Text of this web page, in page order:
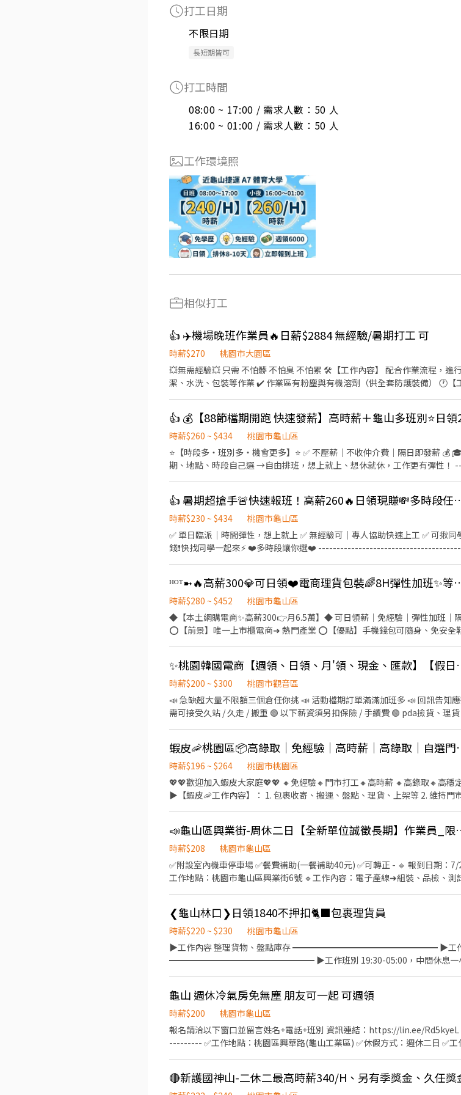
打工日期
不限日期
長短期皆可
打工時間
08:00 ~ 17:00 / 需求人數：50 人
16:00 ~ 01:00 / 需求人數：50 人
工作環境照
相似打工
👍 ✈️機場晚班作業員🔥日薪$2884 無經驗/暑期打工 可
時薪$270
桃園市大園區
💥無需經驗💥 只需 不怕髒 不怕臭 不怕累 🛠【工作內容】 配合作業流程，進行飛機外觀噴漆前置準備： ✔️ 打磨機體表面 ✔️ 清
潔、水洗、包裝等作業 ✔️ 作業區有粉塵與有機溶劑（供全套防護裝備） 🕐【工作時間】 長期 / 兼職可 晚班：19:00 - 05:00（休
請的良民證可優先安排上工👌
時薪$260 ~ $434
桃園市龜山區
⭐【時段多・班別多・機會更多】⭐ ✅ 不壓薪｜不收仲介費｜隔日即發薪 💰
期、地點、時段自己選 →自由排班，想上就上、想休就休，工作更有彈性！
山區頂湖二街66巷 ------------------------------ 🔥快來把財神接回家🔥 𝑳𝒊𝒏𝒆
0912126817 張小姐 加入後請截圖職缺文➡️私訊留下 ⌜姓名✚電話⌟ 謝謝❤️ #搞
👍 暑期超搶手🚨快速報班
時薪$230 ~ $434
桃園市龜山區
✅ 單日臨派｜時間彈性，想上就上 ✅ 無經驗可｜專人協助快速上工 ✅ 可揪同學一起報名，賺
錢❗️快找同學一起來⚡ ❤️多時段讓你選❤️ ------------------------------------------ 龜山
午14班：14:00－23:00 工作內容: 簡單分貨＋包裹整理 工作地點： 📍地址: 桃園市龜山區頂湖二街
━━━━━━━━━━━━━━━━━━━━━ ⚡酷財神系列⚡單日津貼加碼
薪 $210 ▪ 晚班：18:00 - 03:00｜時薪 $240 地址: 桃1📍桃園市大園區建國路 桃3📍桃園市大園區中山南路 桃4📍桃園市觀音區玉
林路一段 桃5📍桃園市觀音區寶倉街 桃6📍桃園市大園區航翔路 RC8📍桃園
園市大園區開和路 ━━━━━━━━━━━━━━━━━━━━━ ❤️𝑳𝒊𝒏𝒆 𝑰𝑫：【@317tpzqd】明熙-Blue專員 加入後請留下您
的姓名+電話+職缺截圖 以便專員快速替你登記報班🙏 1對1專人為
ᴴᴼᵀ➼🔥高薪300💎可日領❤️電
時薪$280 ~ $452
桃園市龜山區
◆【本土網購電商✨高薪300👉月6.5萬】◆ 可日領薪｜免經驗｜彈性加班｜
⭕️【前景】唯一上市櫃電商➜ 熱門產業 ⭕️【優點】手機錢包可隨身、免安
容】包裹進出理分貨、撿貨包裝 【休假制度】月排休8~9天 【休息時間】用
【260/H】含津貼 ⭐️薪資：$45,760起➢$55,000(配合加班) ✅小夜：
➢$60,000(配合加班) ✅大夜：00:30~09:00 ➠時薪【300/H】含津貼 ⭐️薪資
可日周領薪 ◍就職即享勞健保、勞退、三節禮品金 ▬▬✨心動不如薪動、薪動不如行動❤️▬▬ ✚ ʟɪɴᴇ ID:【@484taxjq 】截圖詢
問黃小姐 專人服務最快速☛https://lin.ee/XDcXDiA ▶️新北、桃竹苗、台中地
✨桃園韓國電商【
時薪$200 ~ $300
桃園市觀音區
📣 急缺超大量不限額三個倉任你挑 📣 活動檔期訂單滿滿加班多 📣 回訊告知
需可接受久站 / 久走 / 搬重 🟢 以下薪資須另扣保險 / 手續費 🟢 pda撿貨、理
倉：大園航翔路 🔔 桃園 7 倉：楊梅環東路 🔔 桃園 9 倉：大園區建國路 (3'F)
梅區環東路 (7倉樓下) 🔔 桃園 17 倉：大園區開和路 ( 限排休 ) 🔔 桃園 RC8：
註的都是無缺額 ) - (( 堆高機需有證照及回訓證明 )) - 【 休假方式 】 周一至周
管分配 - 【 工作時間 】 早班 08 : 00 - 17 : 00 排休 $ 210 周休 $ 200 晚班 18 : 00 - 03 : 00 排休 $ 240 周休 $ 230 ( 假日班固定上六
日 ) - ♦️ 用餐：免費供餐 ♦️ 冰箱、微波爐、外出用餐、有上鎖置物櫃 - ▶
線
蝦皮🦐桃園區📦高錄
時薪$196 ~ $264
桃園市桃園區
💖💖歡迎加入蝦皮大家庭💖💖 🔸免經驗🔸門市打工🔸高時薪 🔸高錄取🔸高
▶【蝦皮🦐工作內容】： 1. 包裹收寄、搬運、盤點、理貨、上架等 2. 維持門
假日需排班) - ▶【一般門市／有人店】： 上班時間 固定早班： 10:30-17:30
天16:15起班） (每周至少配合4天，包含假日需排班) - ▶【智取門市】：地點
區大業路一段400號1樓 桃園民安 - 智取店：桃園市桃園區民安路124號1樓
桃園桃鶯 - 智取店：桃園市桃園區桃鶯路125號1樓 桃園忠義 - 智取店：桃園
園市桃園區安東街13號1樓 桃園莊二 - 智取店：桃園市桃園區莊敬路二段41
號1樓 桃園朝陽 - 智取店：桃園市桃園區朝陽街3號1樓 桃園龍城 - 智取店：
桃園市桃園區寶慶路296號1樓 桃園龍鳳 - 智取店：桃園市桃園區國強七街
號1樓 桃園同安 - 智取店：桃園市桃園區同安街336巷77號1樓 桃園建國 - 智
桃鶯 - 智取店： 桃園市桃園區桃鶯路125號1樓 桃園國際 - 智取店：桃園市桃
桃園區廈門街132號 桃園慈文 - 智取店：桃園市桃園區慈文路123號1樓 桃園
195號1樓 - ▶【一般門市有人店】：地點自選 🔹【桃園區】 桃園大有店 - 桃
桃園區中埔一街105號 桃園民有店 - 桃園市桃園區民有三街425號1樓 桃園永
桃園市桃園區宏昌五街26號1樓 桃園桃鶯二店 - 桃園市桃園區桃鶯路230-1
莊敬店 - 桃園市桃園區莊敬路一段320號 - ⭐⭐排休制⭐⭐ ▸加入快速回覆📞
留言姓名✚電話✚職缺截圖，應徵蝦皮門市💗 ✨無須任何費用♡歡迎詢問✨ ❌
📣龜山區興業街-
時薪$208
桃園市龜山區
✅附設室內機車停車場 ✅餐費補助(一餐補助40元) ✅可轉正 - 🔹 報到日期：
工作地點：桃園市龜山區興業街6號 🔹工作內容：電子產線➜組裝、品檢、測
❮龜山林口❯日領1840不押扣🐈‍⬛包裹理貨員
時薪$220 ~ $230
桃園市龜山區
▶工作內容 整理貨物、盤點庫存 ━━━━━━━━━━━━━━━━━ ▶工作地
━━━━━━━━━━━━━━━━━ ▶工作班別 19:30-05:00，中間休息一小時
可用非本人帳戶 ━━━━━━━━━━━━━━━━━ ▶快速應徵 搜尋官方帳號
喔～ 或直接點擊以下連結：https://lin.ee/89FJHKS1
龜山 週休冷氣房免無塵 朋友可一起 可週領
時薪$200
桃園市龜山區
報名請洽以下窗口並留言姓名+電話+班別 資訊連結：https://lin.ee/
--------- ✅工作地點：桃園區興華路(龜山工業區) ✅休假方式：週休二日 ✅
🔴新護國神山-二休二最高時薪340/H、另有季獎金、久任獎